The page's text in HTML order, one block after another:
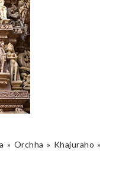
» Orchha » Khajuraho »